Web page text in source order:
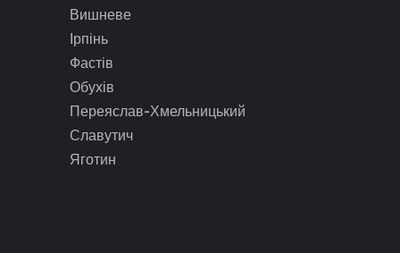
Вишневе
Ірпінь
Фастів
Обухів
Переяслав-Хмельницький
Славутич
Яготин